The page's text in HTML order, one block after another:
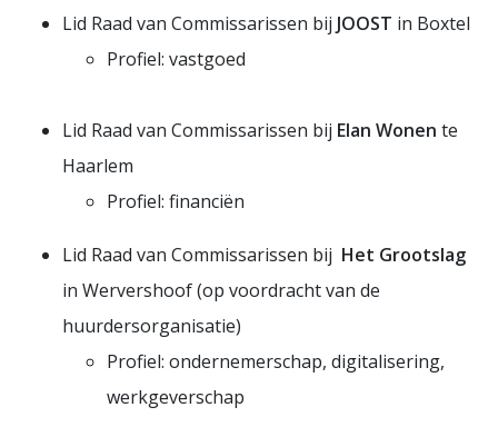
Lid Raad van Commissarissen bij JOOST in Boxtel
Profiel: vastgoed
Lid Raad van Commissarissen bij Elan Wonen te
Haarlem
Profiel: financiën
Lid Raad van Commissarissen bij Het Grootslag
in Wervershoof (op voordracht van de
huurdersorganisatie)
Profiel: ondernemerschap, digitalisering,
werkgeverschap